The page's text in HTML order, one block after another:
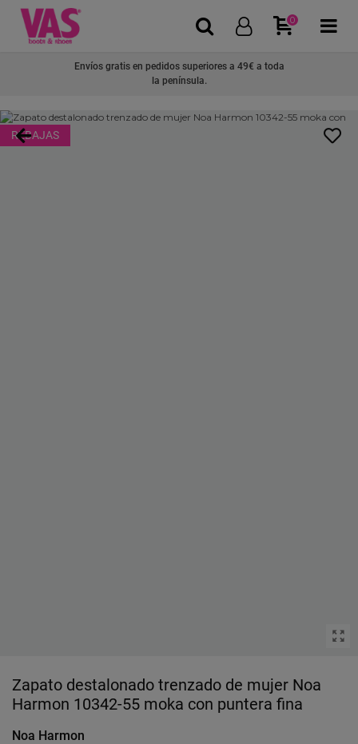
0
Envíos gratis en pedidos superiores a 49€ a toda
la península.
REBAJAS
Zapato destalonado trenzado de mujer Noa
Harmon 10342-55 moka con puntera fina
Noa Harmon